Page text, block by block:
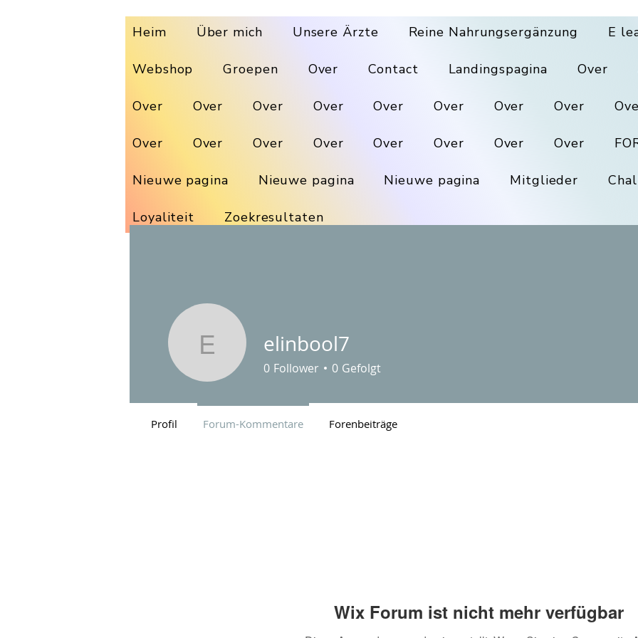
Heim Über mich Unsere Ärzte Reine Nahrungsergänzung E
Webshop Groepen Over Contact Landingspagina Over
Over Over Over Over Over Over Over Over
Over Over Over Over Over Over Over Over
Nieuwe pagina Nieuwe pagina Nieuwe pagina Mitglieder
Loyaliteit Zoekresultaten
Wix Forum ist nicht mehr verfügbar
elinbool7
elinbool7
0 Follower 0 Gefolgt
Profil Forum-Kommentare Forenbeiträge